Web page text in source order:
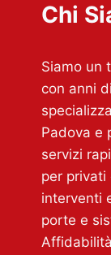
Chi
Siamo un
con anni
Padova e
servizi
per privati
interventi
porte e